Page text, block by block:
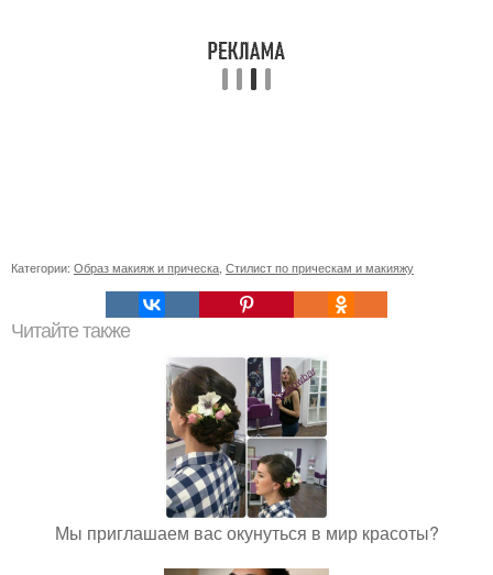
Категории: Образ макияж и прическа Стилист по прическам и макияжу
Читайте также
Мы приглашаем вас окунуться в мир красоты?